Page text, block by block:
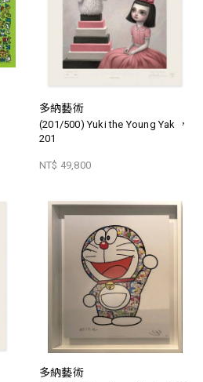
多納藝術
(201/500) Yuki the Young Yak ，
201
NT$ 49,800
多納藝術